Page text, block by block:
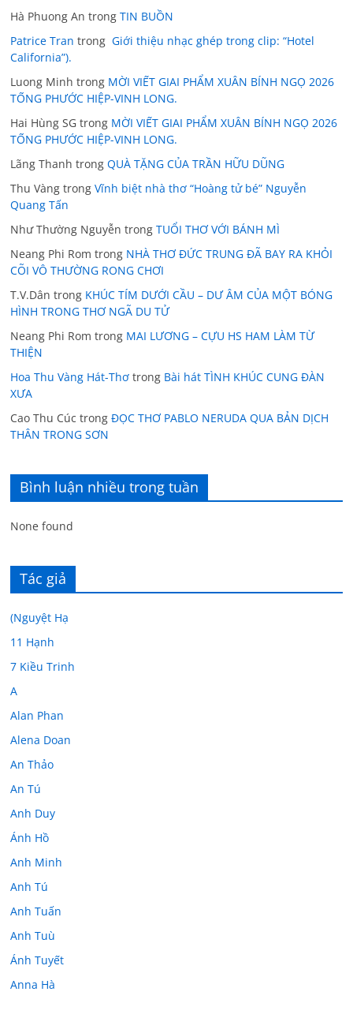
Hà Phuong An trongTIN BUỒN
Patrice Tran trong Giới thiệu nhạc ghép trong clip: “Hotel
California”).
Luong Minh trong MỜI VIẾT GIAI PHẨM XUÂN BÍNH NGỌ 2026
TỐNG PHƯỚC HIỆP-VINH LONG.
Hai Hùng SG trong MỜI VIẾT GIAI PHẨM XUÂN BÍNH NGỌ 2026
TỐNG PHƯỚC HIỆP-VINH LONG.
Lãng Thanh trongQUÀ TẶNG CỦA TRẦN HỮU DŨNG
Thu Vàng trongVĩnh biệt nhà thơ “Hoàng tử bé” Nguyễn
Quang Tấn
Như Thường Nguyễn trongTUỔI THƠ VỚI BÁNH MÌ
Neang Phi Rom trong NHÀ THƠ ĐỨC TRUNG ĐÃ BAY RA KHỎI
CÕI VÔ THƯỜNG RONG CHƠI
T.V.Dân trong KHÚC TÍM DƯỚI CẦU – DƯ ÂM CỦA MỘT BÓNG
HÌNH TRONG THƠ NGÃ DU TỬ
Neang Phi Rom trong MAI LƯƠNG – CỰU HS HAM LÀM TỪ
THIỆN
Hoa Thu Vàng Hát-Thơ trong Bài hát TÌNH KHÚC CUNG ĐÀN
XƯA
Cao Thu Cúc trongĐỌC THƠ PABLO NERUDA QUA BẢN DỊCH
THÂN TRONG SƠN
Bình luận nhiều trong tuần
None found
Tác giả
(Nguyệt Hạ
11 Hạnh
7 Kiều Trinh
A
Alan Phan
Alena Doan
An Thảo
An Tú
Anh Duy
Ánh Hồ
Anh Minh
Anh Tú
Anh Tuấn
Anh Tuù
Ánh Tuyết
Anna Hà